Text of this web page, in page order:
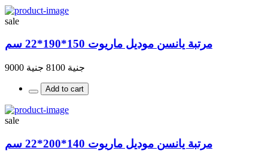
sale
مرتبة يانسن موديل ماريوت 150*190*22 سم
جنية 8100 جنية 9000
Add to cart
sale
مرتبة يانسن موديل ماريوت 140*200*22 سم